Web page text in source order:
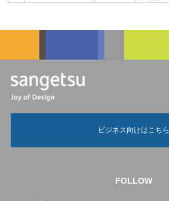
ビジネス向けはこちら
FOLLOW